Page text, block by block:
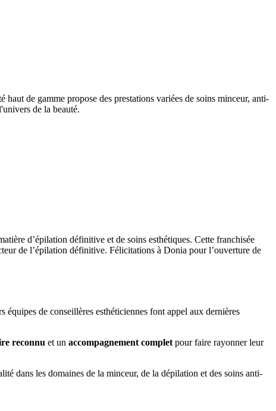
de gamme propose des prestations variées de soins minceur, anti-
de la beauté.
d’épilation définitive et de soins esthétiques. Cette franchisée
de l’épilation définitive. Félicitations à Donia pour l’ouverture de
équipes de conseillères esthéticiennes font appel aux dernières
reconnu et un accompagnement complet pour faire rayonner leur
dans les domaines de la minceur, de la dépilation et des soins anti-